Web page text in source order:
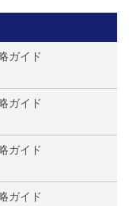
ガイド
ガイド
ガイド
ガイド